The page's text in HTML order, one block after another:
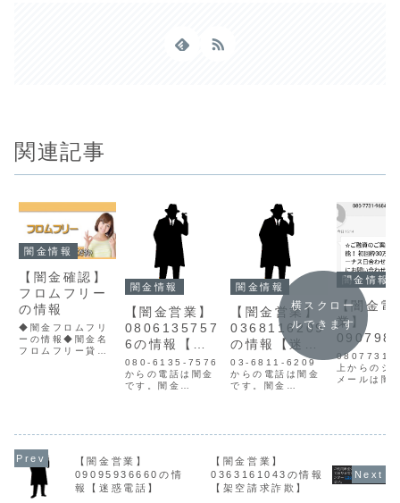
関連記事
闇金情報
【闇金確認】
フロムフリー
の情報
◆闇金フロムフリ
ーの情報◆闇金名
フロムフリー貸金
貸金業法で義務付
けられている信用
情報の記載がな
い、闇金です。...
闇金情報
【闇金営業】
0806135757
6の情報【迷
惑電話】
080-6135-7576
からの電話は闇金
です。闇金
融資の営業をかけ
登録もなく、信用
情報がありませ
ん。取り立て時は
攻撃的な言葉遣い
闇金情報
【闇金営業】
0368116209
の情報【迷惑
電話】
03-6811-6209
からの電話は闇金
です。闇金
融資の営業をかけ
登録もなく、信用
情報がありませ
ん。取り立て時は
攻撃的な言葉遣い
闇金情報
【闇金電
業】
8井上の
上からのシ
メールは闇
わせ可能！
上と言う闇
横スクロー
ルできます
【闇金営業】
09095936660の情
報【迷惑電話】
【闇金営業】
0363161043の情報
【架空請求詐欺】